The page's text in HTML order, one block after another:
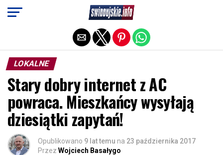
LOKALNE
Stary dobry internet z AC
powraca. Mieszkańcy wysyłają
dziesiątki zapytań!
Opublikowano 9 lat temu na 23 października 2017
Przez Wojciech Basałygo
Exit mobile version